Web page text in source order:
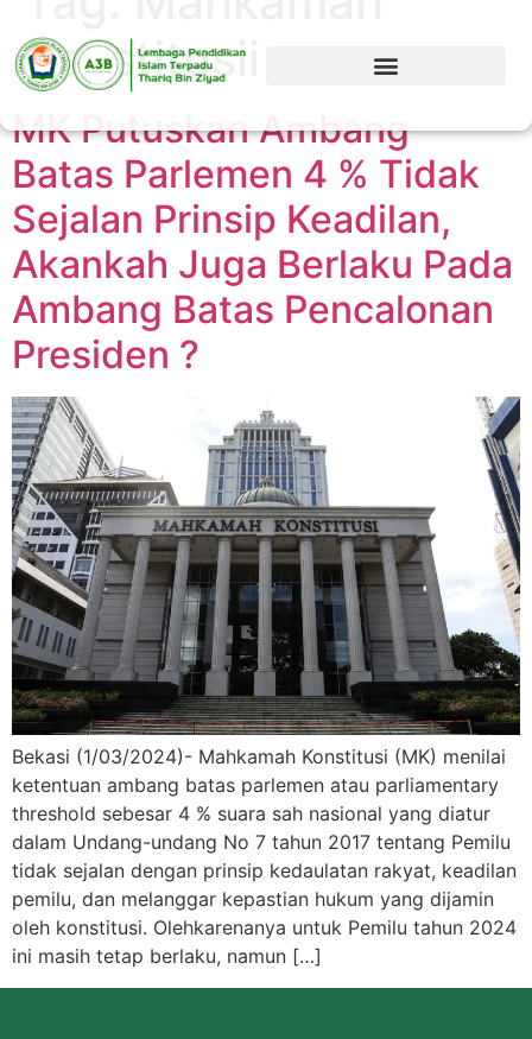
Konstitusii
MK Putuskan Ambang
Batas Parlemen 4 % Tidak
Sejalan Prinsip Keadilan,
Akankah Juga Berlaku Pada
Ambang Batas Pencalonan
Presiden ?
Bekasi (1/03/2024)- Mahkamah Konstitusi (MK) menilai
ketentuan ambang batas parlemen atau parliamentary
threshold sebesar 4 % suara sah nasional yang diatur
dalam Undang-undang No 7 tahun 2017 tentang Pemilu
tidak sejalan dengan prinsip kedaulatan rakyat, keadilan
pemilu, dan melanggar kepastian hukum yang dijamin
oleh konstitusi. Olehkarenanya untuk Pemilu tahun 2024
ini masih tetap berlaku, namun […]